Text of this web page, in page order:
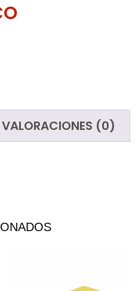
VALORACIONES (0)